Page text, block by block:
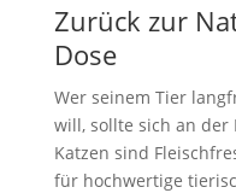
Zurück zur
Dose
Wer seinem Tier
will, sollte sich an
Katzen sind
für hochwertige